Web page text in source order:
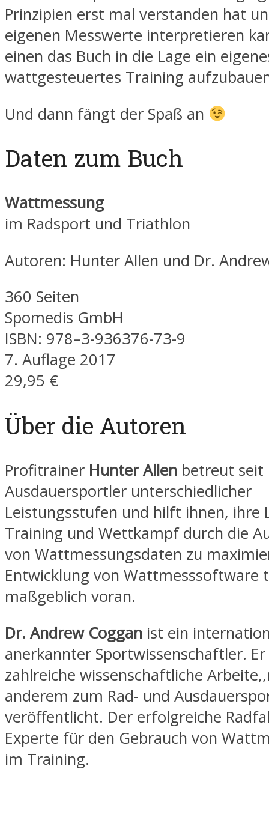
Prinzipien erst mal verstanden hat
eigenen Messwerte interpretieren
einen das Buch in die Lage ein
wattgesteuertes Training
Und dann fängt der Spaß an
Daten zum Buch
Wattmessung
im Radsport und Triathlon
Autoren: Hunter Allen und Dr.
360 Seiten
Spomedis GmbH
ISBN: 978–3-936376-73-9
7. Auflage 2017
29,95 €
Über die Autoren
Profitrainer Hunter Allen betreut seit
Ausdauersportler unterschiedlicher
Leistungsstufen und hilft ihnen, ihre
Training und Wettkampf durch die
von Wattmessungsdaten zu
Entwicklung von Wattmesssoftware
maßgeblich voran.
Dr. Andrew Coggan ist ein
anerkannter Sportwissenschaftler.
zahlreiche wissenschaftliche
anderem zum Rad- und
veröffentlicht. Der erfolgreiche
Experte für den Gebrauch von
im Training.